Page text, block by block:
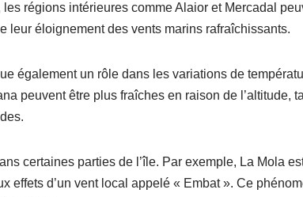
régions intérieures comme Alaior et Mercadal
leur éloignement des vents marins rafraîchissants.
également un rôle dans les variations de
peuvent être plus fraîches en raison de l’altitude,
certaines parties de l’île. Par exemple, La Mola
effets d’un vent local appelé « Embat ». Ce